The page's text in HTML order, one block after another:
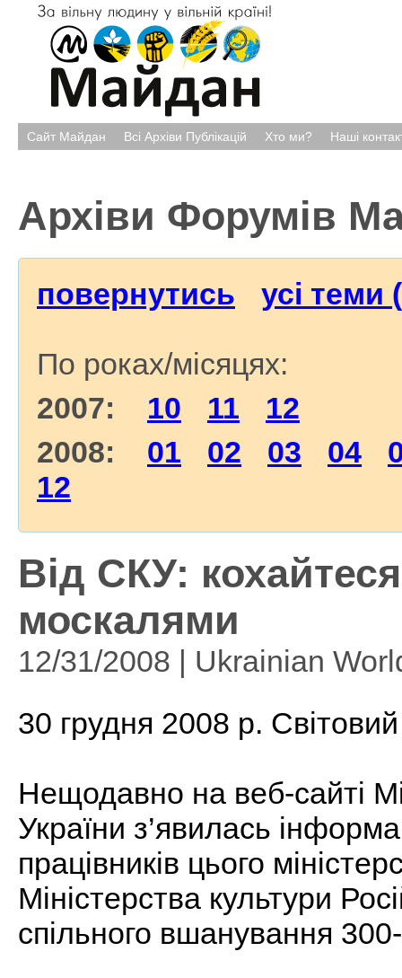
Сайт Майдан Всі Архіви Публікацій Хто ми? Наші
Архіви Форумів
повернутись усі теми
По роках/місяцях:
2007: 10 11
12
2008: 01 02 03 04
12
Від СКУ:
москалями
12/31/2008 | Ukrainian
30 грудня 2008 р.
Нещодавно на веб-сайті
України з’явилась
працівників цього
Міністерства культури
спільного вшанування